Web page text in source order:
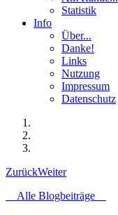
Statistik
Info
Über...
Danke!
Links
Nutzung
Impressum
Datenschutz
ZurückWeiter
Alle Blogbeiträge